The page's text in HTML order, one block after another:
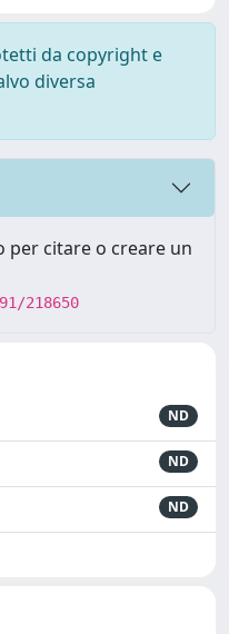
da copyright e
diversa
per citare o creare un
218650
ND
ND
ND